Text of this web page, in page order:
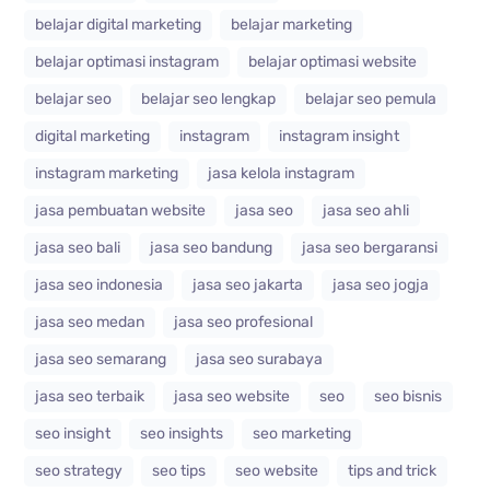
belajar digital marketing
belajar marketing
belajar optimasi instagram
belajar optimasi website
belajar seo
belajar seo lengkap
belajar seo pemula
digital marketing
instagram
instagram insight
instagram marketing
jasa kelola instagram
jasa pembuatan website
jasa seo
jasa seo ahli
jasa seo bali
jasa seo bandung
jasa seo bergaransi
jasa seo indonesia
jasa seo jakarta
jasa seo jogja
jasa seo medan
jasa seo profesional
jasa seo semarang
jasa seo surabaya
jasa seo terbaik
jasa seo website seo
seo bisnis
seo insight
seo insights
seo marketing
seo strategy
seo tips seo website
tips and trick